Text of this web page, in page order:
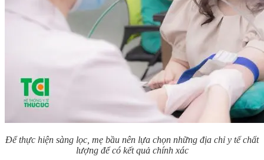
Để thực hiện sàng lọc, mẹ bầu nên lựa chọn những địa chỉ y tế chất
lượng để có kết quả chính xác